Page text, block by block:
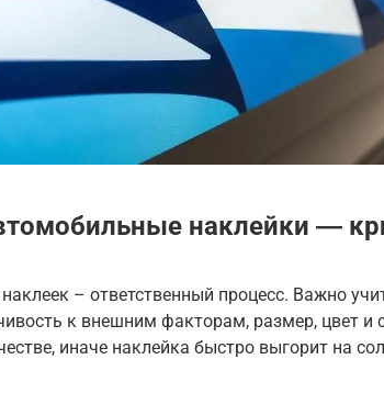
наклейки ―
– ответственный процесс. Важно
к внешним факторам, размер, цвет и
иначе наклейка быстро выгорит на